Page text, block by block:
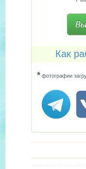
Как
*фотографии